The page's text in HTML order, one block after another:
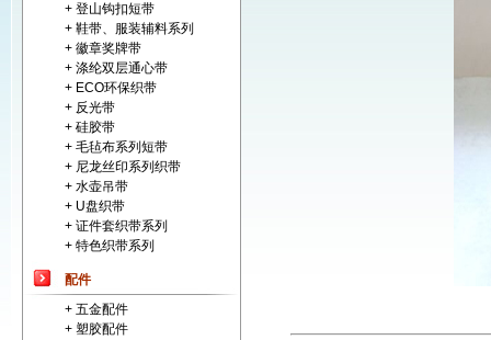
+ 登山钩扣短带
+ 鞋带、服装辅料系列
+ 徽章奖牌带
+ 涤纶双层通心带
+ ECO环保织带
+ 反光带
+ 硅胶带
+ 毛毡布系列短带
+ 尼龙丝印系列织带
+ 水壶吊带
+ U盘织带
+ 证件套织带系列
+ 特色织带系列
配件
+ 五金配件
+ 塑胶配件